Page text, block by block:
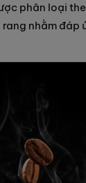
phân loại
nhằm đáp